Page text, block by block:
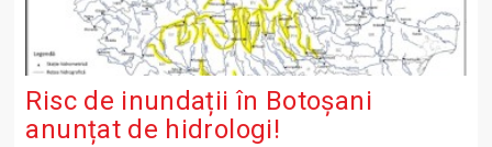
Risc de inundații în Botoșani
anunțat de hidrologi!